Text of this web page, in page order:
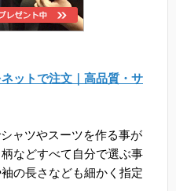
ットで注文｜高品質・サ
ャツやスーツを作る事が
などすべて自分で選ぶ事
の長さなども細かく指定